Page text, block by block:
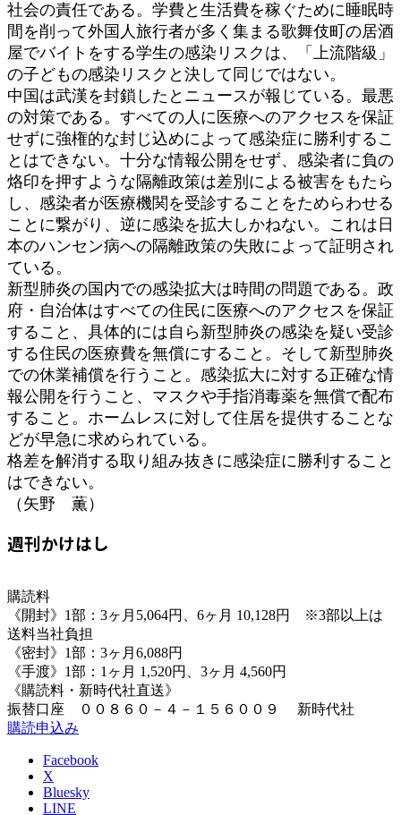
社会の責任である。学費と生活費を稼ぐために睡眠時
間を削って外国人旅行者が多く集まる歌舞伎町の居酒
屋でバイトをする学生の感染リスクは、「上流階級」
の子どもの感染リスクと決して同じではない。
中国は武漢を封鎖したとニュースが報じている。最悪
の対策である。すべての人に医療へのアクセスを保証
せずに強権的な封じ込めによって感染症に勝利するこ
とはできない。十分な情報公開をせず、感染者に負の
烙印を押すような隔離政策は差別による被害をもたら
し、感染者が医療機関を受診することをためらわせる
ことに繋がり、逆に感染を拡大しかねない。これは日
本のハンセン病への隔離政策の失敗によって証明され
ている。
新型肺炎の国内での感染拡大は時間の問題である。政
府・自治体はすべての住民に医療へのアクセスを保証
すること、具体的には自ら新型肺炎の感染を疑い受診
する住民の医療費を無償にすること。そして新型肺炎
での休業補償を行うこと。感染拡大に対する正確な情
報公開を行うこと、マスクや手指消毒薬を無償で配布
すること。ホームレスに対して住居を提供することな
どが早急に求められている。
格差を解消する取り組み抜きに感染症に勝利すること
はできない。
（矢野 薫）
週刊かけはし
購読料
《開封》1部：3ヶ月5,064円、6ヶ月 10,128円 ※3部以上は
送料当社負担
《密封》1部：3ヶ月6,088円
《手渡》1部：1ヶ月 1,520円、3ヶ月 4,560円
《購読料・新時代社直送》
振替口座 ００８６０－４－１５６００９ 新時代社
購読申込み
Facebook
X
Bluesky
LINE